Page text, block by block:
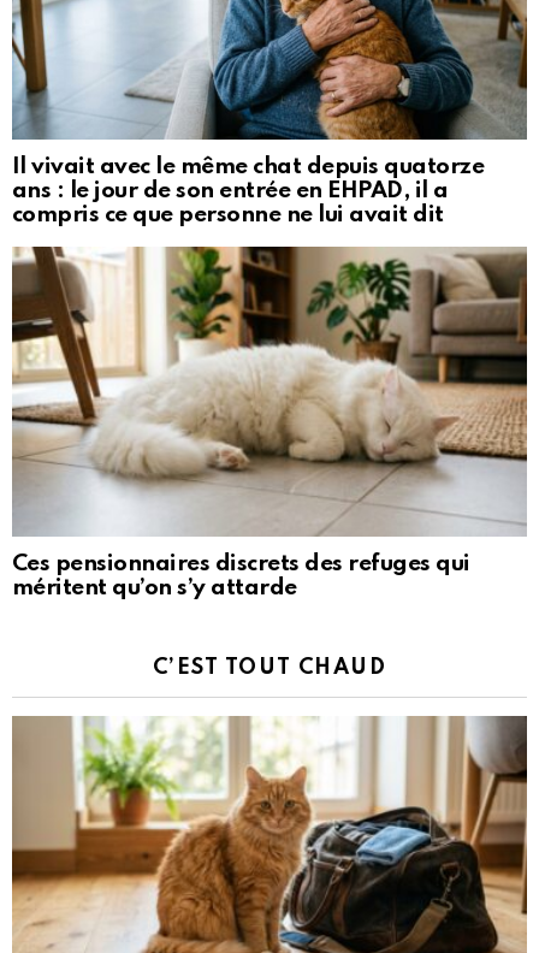
Il vivait avec le même chat depuis quatorze
ans : le jour de son entrée en EHPAD, il a
compris ce que personne ne lui avait dit
Ces pensionnaires discrets des refuges qui
méritent qu’on s’y attarde
C’EST TOUT CHAUD